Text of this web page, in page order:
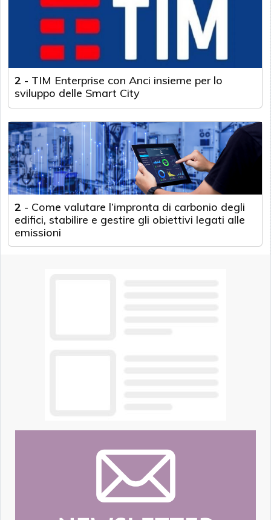
2 - TIM Enterprise con Anci insieme per lo
sviluppo delle Smart City
2 - Come valutare l’impronta di carbonio degli
edifici, stabilire e gestire gli obiettivi legati alle
emissioni